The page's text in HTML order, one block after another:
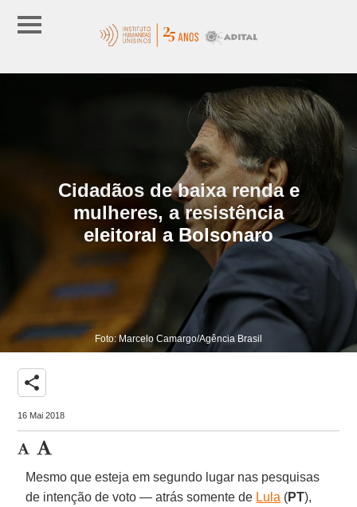
Cidadãos de baixa renda e
mulheres, a resistência
eleitoral a Bolsonaro
Foto: Marcelo Camargo/Agência Brasil
share
16 Mai 2018
Mesmo que esteja em segundo lugar nas pesquisas
de intenção de voto — atrás somente de Lula (PT),